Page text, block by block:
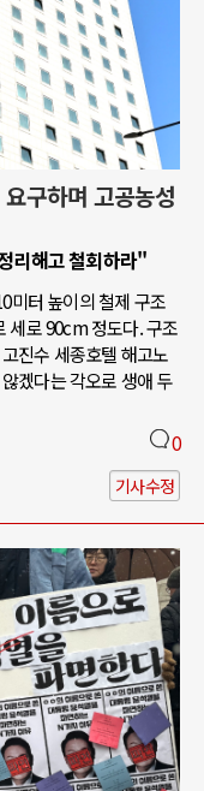
구하며 고공농성
리해고 철회하라"
미터 높이의 철제 구조
세로 90cm 정도다. 구조
진수 세종호텔 해고노
겠다는 각오로 생애 두
0
기사수정